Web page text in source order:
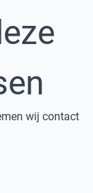
wij contact